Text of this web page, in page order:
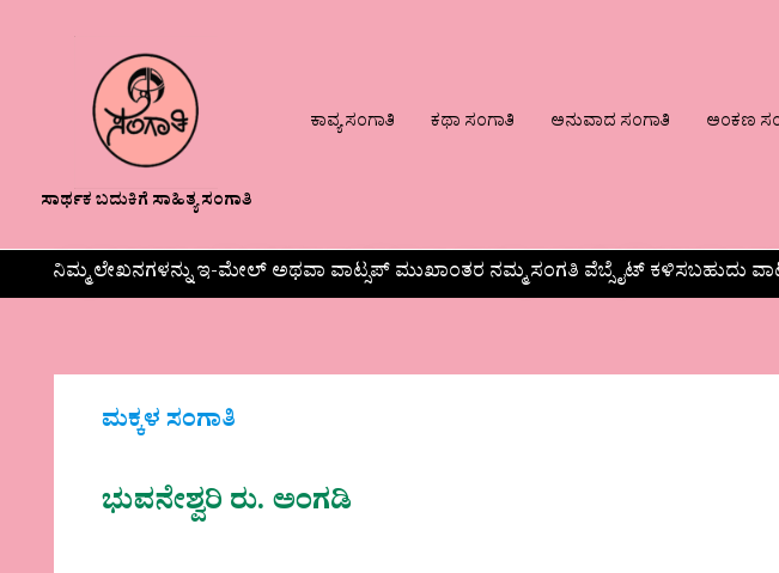
ಸಾರ್ಥಕ ಬದುಕಿಗೆ ಸಾಹಿತ್ಯ ಸಂಗಾತಿ
ಕಾವ್ಯ ಸಂಗಾತಿ ಕಥಾ ಸಂಗಾತಿ ಅನುವಾದ ಸಂಗಾತಿ ಅಂಕಣ
ನಿಮ್ಮ ಲೇಖನಗಳನ್ನು ಇ-ಮೇಲ್ ಅಥವಾ ವಾಟ್ಸಪ್ ಮುಖಾಂತರ ನಮ್ಮ ಸಂಗತಿ ವೆಬ್ಸೈಟ್ ಕಳಿಸಬಹುದು
ಮಕ್ಕಳ ಸಂಗಾತಿ
ಭುವನೇಶ್ವರಿ ರು. ಅಂಗಡಿ